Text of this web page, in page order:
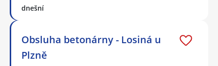
dnešní
Obsluha betonárny - Losiná u
Plzně